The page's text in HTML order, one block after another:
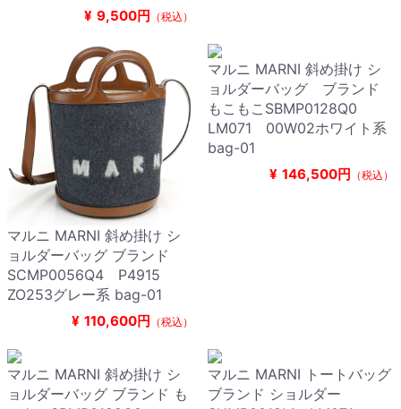
¥ 9,500円 （税込）
マルニ MARNI 斜め掛け シ
ョルダーバッグ ブランド
SCMP0056Q4 P4915
ZO253グレー系 bag-01
¥ 110,600円 （税込）
マルニ MARNI 斜め掛け シ
ョルダーバッグ ブランド
もこもこSBMP0128Q0
LM071 00W02ホワイト系
bag-01
¥ 146,500円 （税込）
マルニ MARNI 斜め掛け シ
ョルダーバッグ ブランド も
マルニ MARNI トートバッグ
ブランド ショルダー